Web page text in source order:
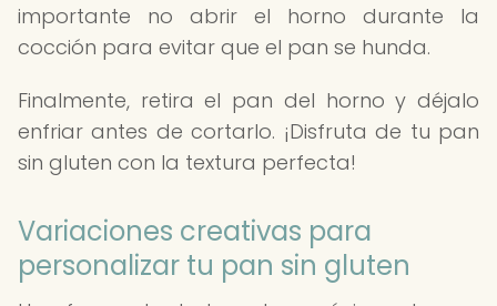
importante no abrir el horno durante la
cocción para evitar que el pan se hunda.
Finalmente, retira el pan del horno y déjalo
enfriar antes de cortarlo. ¡Disfruta de tu pan
sin gluten con la textura perfecta!
Variaciones creativas para
personalizar tu pan sin gluten